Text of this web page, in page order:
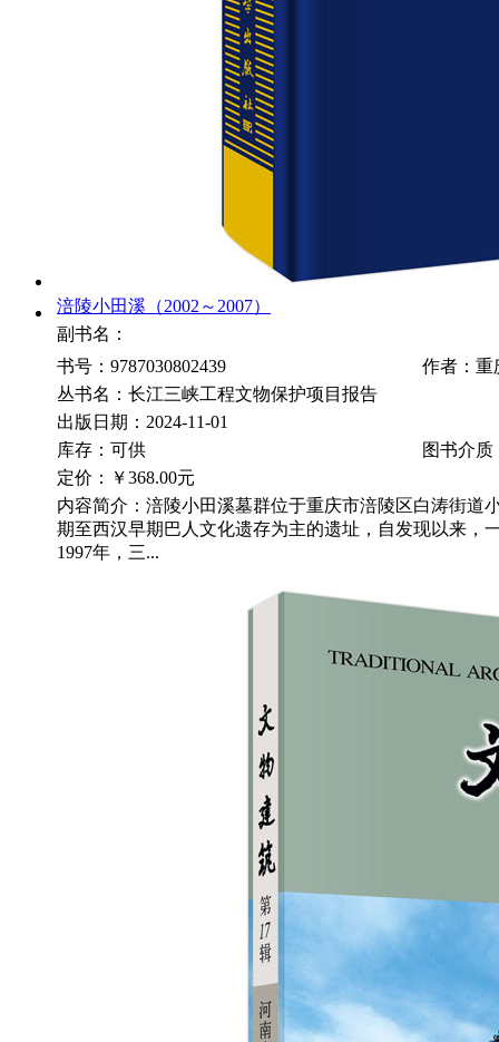
涪陵小田溪（2002～2007）
副书名：
书号：9787030802439
作者：重
丛书名：长江三峡工程文物保护项目报告
出版日期：2024-11-01
库存：可供
图书介质
定价：
￥368.00元
内容简介：涪陵小田溪墓群位于重庆市涪陵区白涛街道
期至西汉早期巴人文化遗存为主的遗址，自发现以来，
1997年，三...